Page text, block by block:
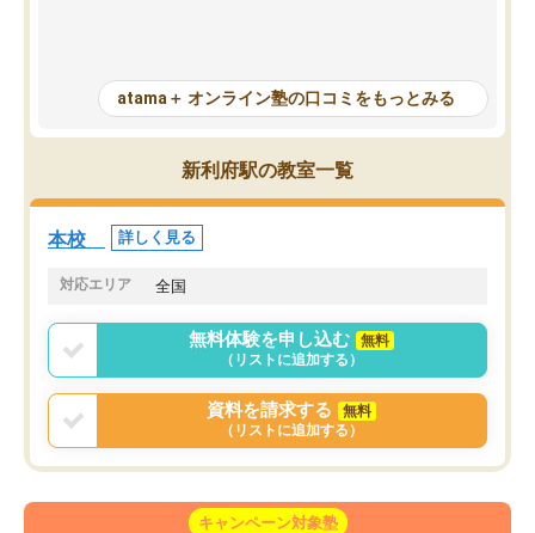
が、自分で自分の管理ができない人に
とっては難しい部分もあるのではない
かと思った。
元数が可視化されるので
しながら意欲的に取り組
常に効果を実感している
すめできる塾です。
atama＋ オンライン塾の口コミをもっとみる
新利府駅の教室一覧
本校 詳しく見る
対応エリア 全国
無料体験を申し込む
無料
（リストに追加する）
資料を請求する
無料
（リストに追加する）
キャンペーン対象塾